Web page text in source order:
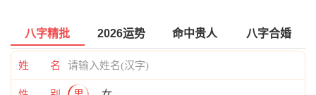
八字精批 2026运势 命中贵人 八字合婚
姓 名